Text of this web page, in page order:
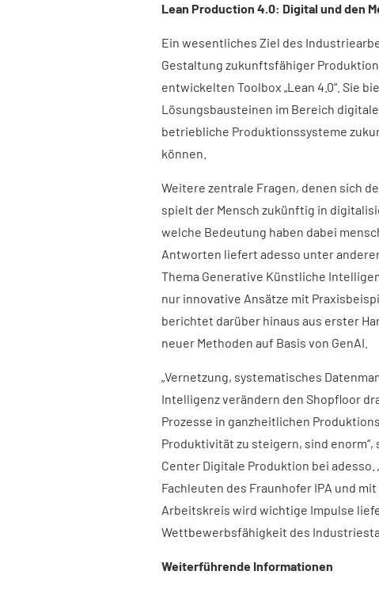
Lean Production 4.0: Digital und den
Ein wesentliches Ziel des
Gestaltung zukunftsfähiger
entwickelten Toolbox „Lean 4.0“. Sie
Lösungsbausteinen im Bereich
betriebliche Produktionssysteme
können.
Weitere zentrale Fragen, denen sich
spielt der Mensch zukünftig in
welche Bedeutung haben dabei
Antworten liefert adesso unter
Thema Generative Künstliche
nur innovative Ansätze mit
berichtet darüber hinaus aus erster
neuer Methoden auf Basis von GenAI.
„Vernetzung, systematisches
Intelligenz verändern den Shopfloor
Prozesse in ganzheitlichen
Produktivität zu steigern, sind
Center Digitale Produktion bei
Fachleuten des Fraunhofer IPA und
Arbeitskreis wird wichtige Impulse
Wettbewerbsfähigkeit des
Weiterführende Informationen